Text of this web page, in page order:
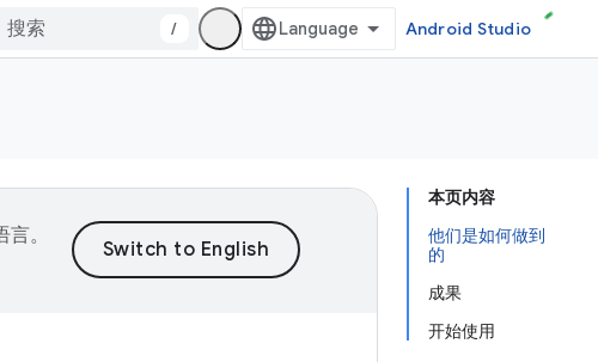
/ Android Studio
本页内容
他们是如何做到
的
成果
开始使用
。